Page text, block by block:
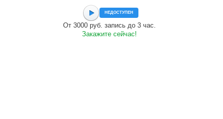
НЕДОСТУПЕН
От 3000 руб. запись до 3 час.
Закажите сейчас!